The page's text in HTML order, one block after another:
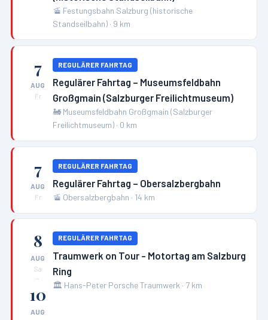
🚡 Festungsbahn Salzburg (historische
Standseilbahn) · 9 km
7
AUG
Fr
REGULÄRER FAHRTAG
Regulärer Fahrtag – Museumsfeldbahn
Großgmain (Salzburger Freilichtmuseum)
🚂 Museumsfeldbahn Großgmain (Salzburger
Freilichtmuseum) · 0 km
7
AUG
Fr
REGULÄRER FAHRTAG
Regulärer Fahrtag – Obersalzbergbahn
🚡 Obersalzbergbahn · 14 km
8
AUG
Sa
–
10
AUG
REGULÄRER FAHRTAG
Traumwerk on Tour - Motortag am Salzburg
Ring
🏛️ Hans-Peter Porsche Traumwerk · 7 km